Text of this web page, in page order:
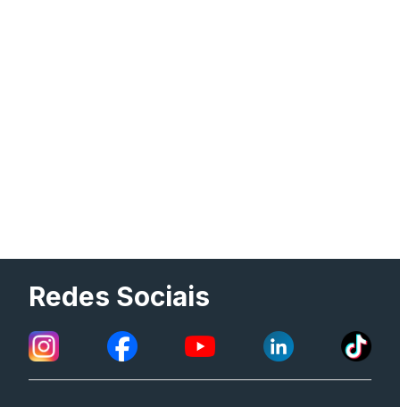
Redes Sociais